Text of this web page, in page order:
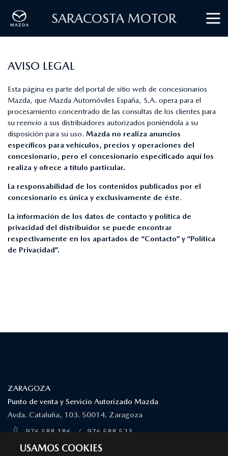
SARACOSTA MOTOR
AVISO LEGAL
Esta página es parte del portal de sitio web de concesionarios
Mazda, que Mazda Automóviles España, S.A. opera para el
procesamiento concentrado de las consultas de los clientes para
su reenvío a sus distribuidores autorizados poniéndola a su
disposición para su uso. Mazda no realiza anuncios
específicos para vehículos, precios y operaciones del
concesionario, pero el concesionario especificado aquí los
realiza y ofrece a título particular.
La responsabilidad de los contenidos publicados por el
concesionario es única y exclusivamente de éste.
La información de los datos de contacto y política de
privacidad del distribuidor se puede encontrar
respectivamente en los apartados de “Contacto” y “Política
de Privacidad”.
ZARAGOZA
Punto de venta y Servicio Autorizado Mazda
Avda. Cataluña, 103. 50014. Zaragoza
976 588 186
/
976 588 523
MÁS INFORMACIÓN
USAMOS COOKIES